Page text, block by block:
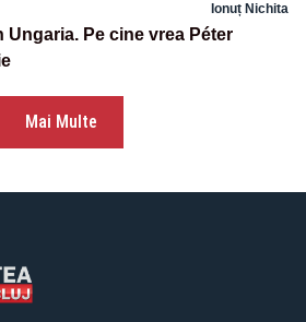
Ionuț Nichita
Ungaria. Pe cine vrea Péter
Mai Multe